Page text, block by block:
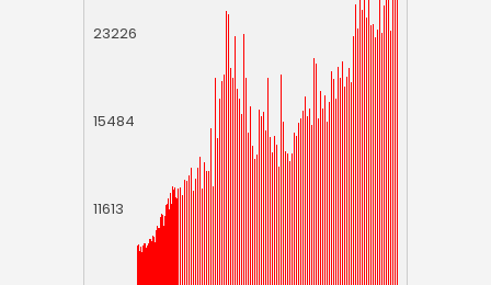
23226
15484
11613